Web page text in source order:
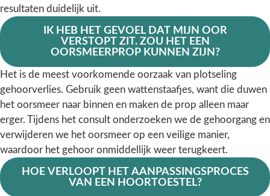
resultaten duidelijk uit.
IK HEB HET GEVOEL DAT MIJN OOR
VERSTOPT ZIT. ZOU HET EEN
OORSMEERPROP KUNNEN ZIJN?
Het is de meest voorkomende oorzaak van plotseling
gehoorverlies. Gebruik geen wattenstaafjes, want die duwen
het oorsmeer naar binnen en maken de prop alleen maar
erger. Tijdens het consult onderzoeken we de gehoorgang en
verwijderen we het oorsmeer op een veilige manier,
waardoor het gehoor onmiddellijk weer terugkeert.
HOE VERLOOPT HET AANPASSINGSPROCES
VAN EEN HOORTOESTEL?